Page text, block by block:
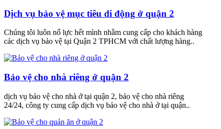
Dịch vụ bảo vệ mục tiêu di động ở quận 2
Chúng tôi luôn nổ lực hết mình nhằm cung cấp cho khách hàng
các dịch vụ bảo vệ tại Quận 2 TPHCM với chất lượng hàng..
Bảo vệ cho nhà riêng ở quận 2
dịch vụ bảo vệ cho nhà ở tại quận 2, bảo vệ cho nhà riêng
24/24, công ty cung cấp dịch vụ bảo vệ cho nhà ở tại quận..